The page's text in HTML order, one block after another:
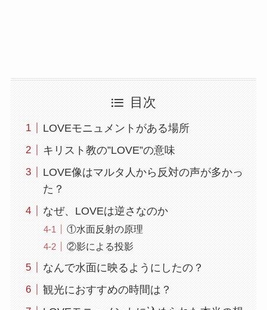
目次
LOVEモニュメントがある場所
キリスト教の”LOVE”の意味
LOVE像はマルタ人から反対の声が多かっ
た？
なぜ、LOVEは逆さなのか
①水面反射の原理
②影による投影
なんで水面に映るようにしたの？
観光におすすめの時間は？